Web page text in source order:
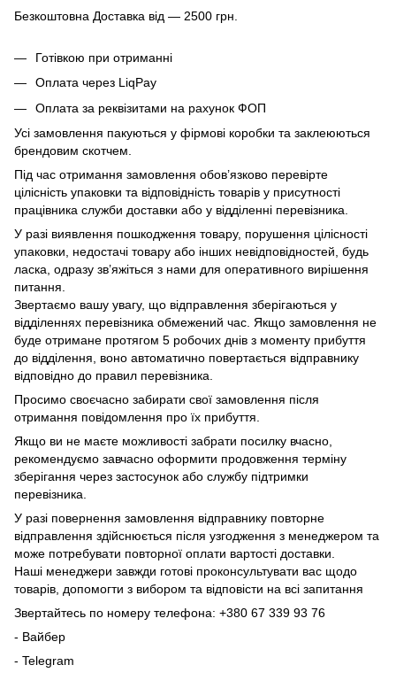
Безкоштовна Доставка від — 2500 грн.
Готівкою при отриманні
Оплата через LiqPay
Оплата за реквізитами на рахунок ФОП
Усі замовлення пакуються у фірмові коробки та заклеюються
брендовим скотчем.
Під час отримання замовлення обов’язково перевірте
цілісність упаковки та відповідність товарів у присутності
працівника служби доставки або у відділенні перевізника.
У разі виявлення пошкодження товару, порушення цілісності
упаковки, недостачі товару або інших невідповідностей, будь
ласка, одразу зв’яжіться з нами для оперативного вирішення
питання.
Звертаємо вашу увагу, що відправлення зберігаються у
відділеннях перевізника обмежений час. Якщо замовлення не
буде отримане протягом 5 робочих днів з моменту прибуття
до відділення, воно автоматично повертається відправнику
відповідно до правил перевізника.
Просимо своєчасно забирати свої замовлення після
отримання повідомлення про їх прибуття.
Якщо ви не маєте можливості забрати посилку вчасно,
рекомендуємо завчасно оформити продовження терміну
зберігання через застосунок або службу підтримки
перевізника.
У разі повернення замовлення відправнику повторне
відправлення здійснюється після узгодження з менеджером та
може потребувати повторної оплати вартості доставки.
Наші менеджери завжди готові проконсультувати вас щодо
товарів, допомогти з вибором та відповісти на всі запитання
Звертайтесь по номеру телефона: +380 67 339 93 76
- Вайбер
- Telegram